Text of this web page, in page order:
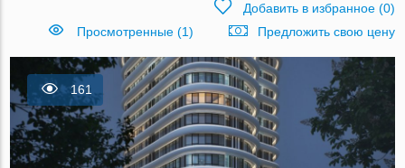
Добавить в избранное(0)
Просмотренные (1)
Предложить свою цену
161